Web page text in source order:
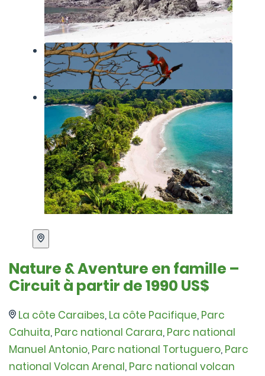
Nature & Aventure en famille –
Circuit à partir de 1990 US$
La côte Caraibes, La côte Pacifique, Parc
Cahuita, Parc national Carara, Parc national
Manuel Antonio, Parc national Tortuguero, Parc
national Volcan Arenal, Parc national volcan